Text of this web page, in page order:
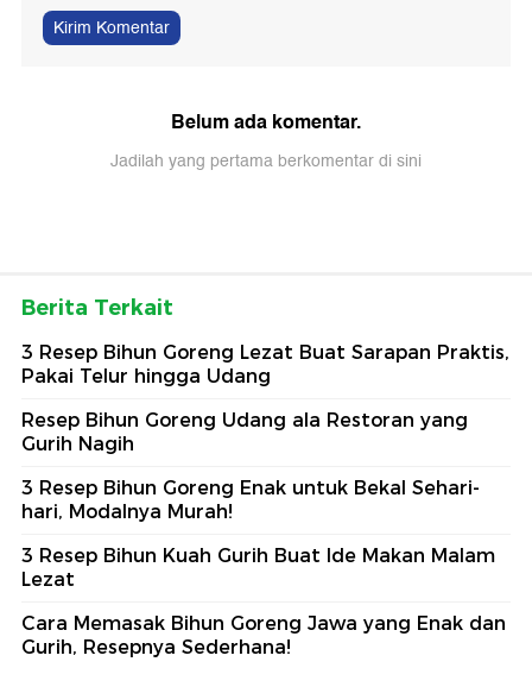
Kirim Komentar
Belum ada komentar.
Jadilah yang pertama berkomentar di sini
Berita Terkait
3 Resep Bihun Goreng Lezat Buat Sarapan Praktis,
Pakai Telur hingga Udang
Resep Bihun Goreng Udang ala Restoran yang
Gurih Nagih
3 Resep Bihun Goreng Enak untuk Bekal Sehari-
hari, Modalnya Murah!
3 Resep Bihun Kuah Gurih Buat Ide Makan Malam
Lezat
Cara Memasak Bihun Goreng Jawa yang Enak dan
Gurih, Resepnya Sederhana!